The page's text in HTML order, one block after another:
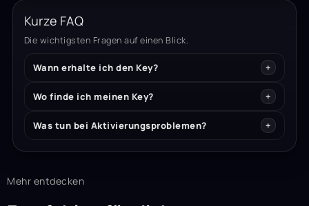
Kurze FAQ
Die wichtigsten Fragen auf einen Blick.
Wann erhalte ich den Key?
Wo finde ich meinen Key?
Was tun bei Aktivierungsproblemen?
Mehr entdecken